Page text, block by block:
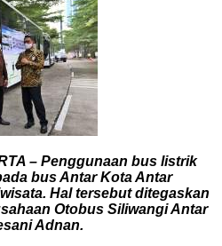
– Penggunaan bus listrik
bus Antar Kota Antar
Hal tersebut ditegaskan
Otobus Siliwangi Antar
Adnan.